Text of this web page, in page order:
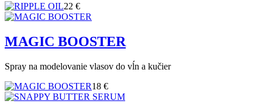
22 €
MAGIC BOOSTER
Spray na modelovanie vlasov do vĺn a kučier
18 €